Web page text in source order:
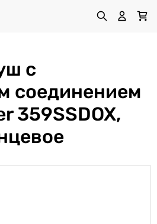
с
соединением
359SSDOX,